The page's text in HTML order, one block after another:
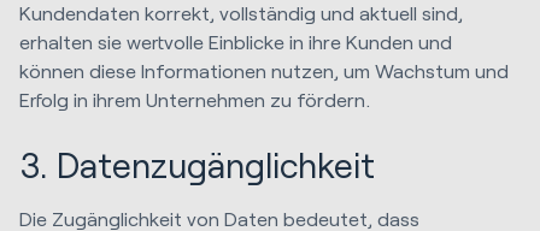
Kundendaten korrekt, vollständig und aktuell sind,
erhalten sie wertvolle Einblicke in ihre Kunden und
können diese Informationen nutzen, um Wachstum und
Erfolg in ihrem Unternehmen zu fördern.
3. Datenzugänglichkeit
Die Zugänglichkeit von Daten bedeutet, dass